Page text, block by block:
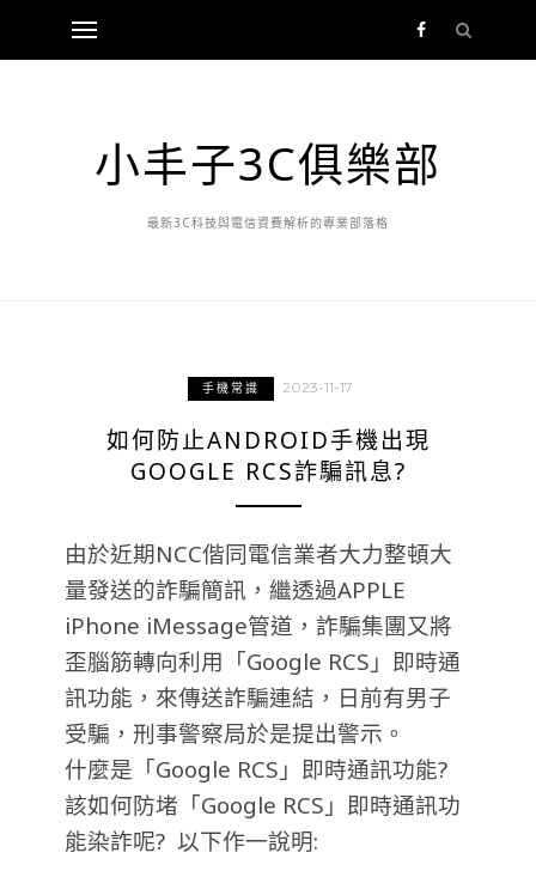
小丰子3C俱樂部
最新3C科技與電信資費解析的專業部落格
手機常識 2023-11-17
如何防止ANDROID手機出現
GOOGLE RCS詐騙訊息?
由於近期NCC偕同電信業者大力整頓大
量發送的詐騙簡訊，繼透過APPLE
iPhone iMessage管道，詐騙集團又將
歪腦筋轉向利用「Google RCS」即時通
訊功能，來傳送詐騙連結，日前有男子
受騙，刑事警察局於是提出警示。
什麼是「Google RCS」即時通訊功能?
該如何防堵「Google RCS」即時通訊功
能染詐呢? 以下作一說明: